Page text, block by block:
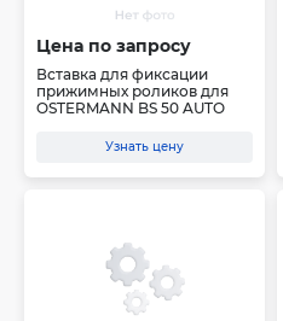
Цена по запросу
Вставка для фиксации
прижимных роликов для
OSTERMANN BS 50 AUTO
Узнать цену